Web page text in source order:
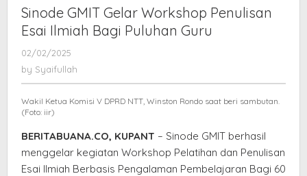
Gelar
Workshop
Puluhan
Sinode GMIT Gelar Workshop Penulisan
Esai Ilmiah Bagi Puluhan Guru
02/02/2025
by Syaifullah
Wakil Ketua Komisi V DPRD NTT, Winston Rondo saat beri sambutan.
(Foto: iir)
BERITABUANA.CO, KUPANT – Sinode GMIT berhasil
menggelar kegiatan Workshop Pelatihan dan Penulisan
Esai Ilmiah Berbasis Pengalaman Pembelajaran Bagi 60